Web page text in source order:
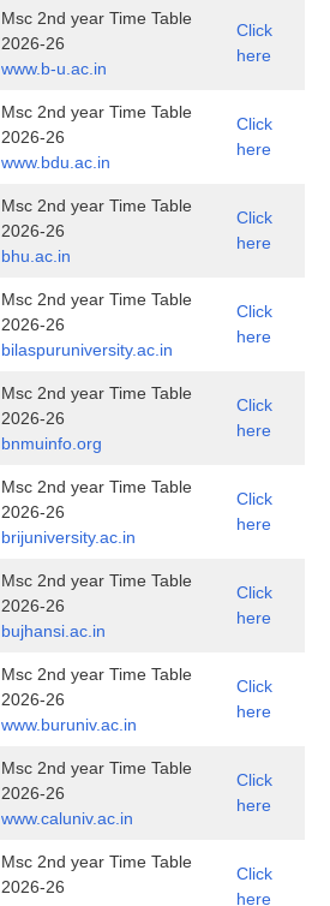
Msc 2nd year Time Table
2026-26
www.b-u.ac.in
Click
here
Msc 2nd year Time Table
2026-26
www.bdu.ac.in
Click
here
Msc 2nd year Time Table
2026-26
bhu.ac.in
Click
here
Msc 2nd year Time Table
2026-26
bilaspuruniversity.ac.in
Click
here
Msc 2nd year Time Table
2026-26
bnmuinfo.org
Click
here
Msc 2nd year Time Table
2026-26
brijuniversity.ac.in
Click
here
Msc 2nd year Time Table
2026-26
bujhansi.ac.in
Click
here
Msc 2nd year Time Table
2026-26
www.buruniv.ac.in
Click
here
Msc 2nd year Time Table
2026-26
www.caluniv.ac.in
Click
here
Msc 2nd year Time Table
2026-26
Click
here